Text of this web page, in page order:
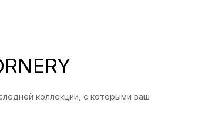
коллекции, с которыми ваш